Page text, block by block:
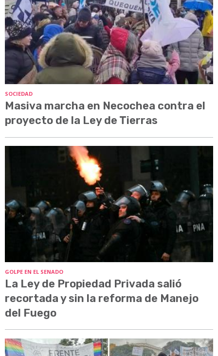
SOCIEDAD
Masiva marcha en Necochea contra el
proyecto de la Ley de Tierras
GOLPE EN EL SENADO
La Ley de Propiedad Privada salió
recortada y sin la reforma de Manejo
del Fuego